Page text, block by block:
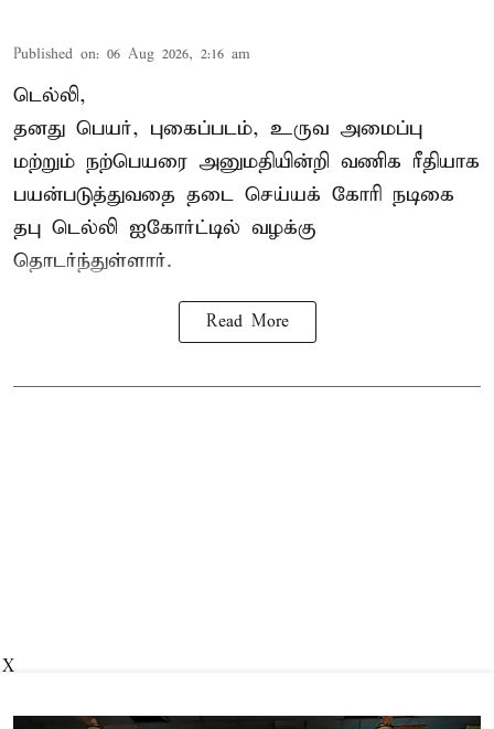
Published on: 06 Aug 2026, 2:16 am
டெல்லி,
தனது பெயர், புகைப்படம், உருவ அமைப்பு
மற்றும் நற்பெயரை அனுமதியின்றி வணிக ரீதியாக
பயன்படுத்துவதை தடை செய்யக் கோரி நடிகை
தபு டெல்லி ஐகோர்ட்டில் வழக்கு
தொடர்ந்துள்ளார்.
Read More
X